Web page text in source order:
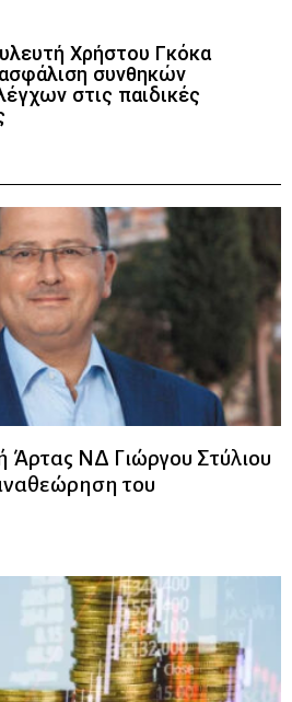
Χρήστου Γκόκα
συνθηκών
στις παιδικές
Άρτας ΝΔ Γιώργου Στύλιου
του